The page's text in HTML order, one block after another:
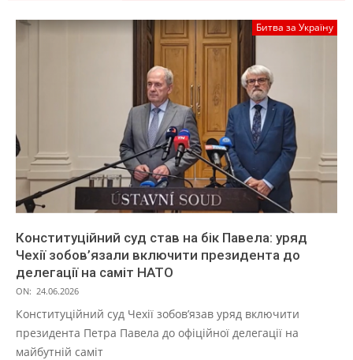
Битва за Україну
Конституційний суд став на бік Павела: уряд
Чехії зобов’язали включити президента до
делегації на саміт НАТО
ON: 24.06.2026
Конституційний суд Чехії зобов’язав уряд включити
президента Петра Павела до офіційної делегації на
майбутній саміт